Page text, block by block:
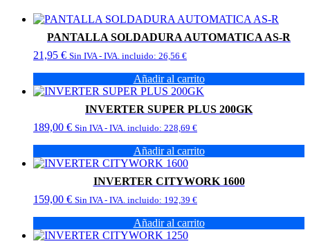
PANTALLA SOLDADURA AUTOMATICA AS-R
21,95 € Sin IVA - IVA. incluido: 26,56 €
Añadir al carrito
INVERTER SUPER PLUS 200GK
189,00 € Sin IVA - IVA. incluido: 228,69 €
Añadir al carrito
INVERTER CITYWORK 1600
159,00 € Sin IVA - IVA. incluido: 192,39 €
Añadir al carrito